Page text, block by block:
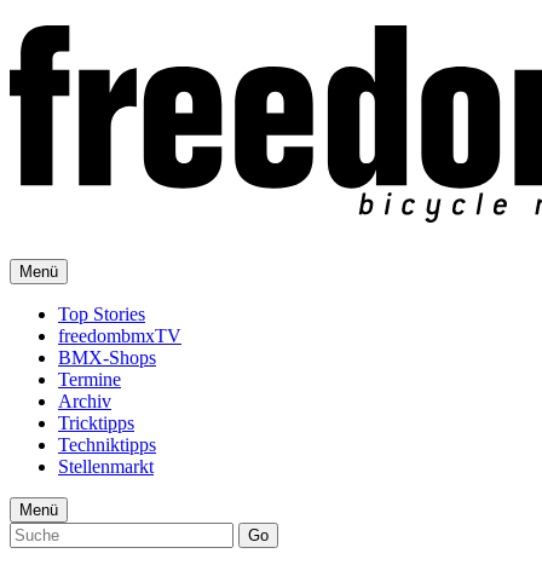
Menü
Top Stories
freedombmxTV
BMX-Shops
Termine
Archiv
Tricktipps
Techniktipps
Stellenmarkt
Menü
Go